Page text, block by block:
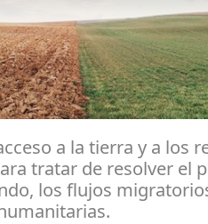
a la tierra y a los
tratar de resolver el
los flujos